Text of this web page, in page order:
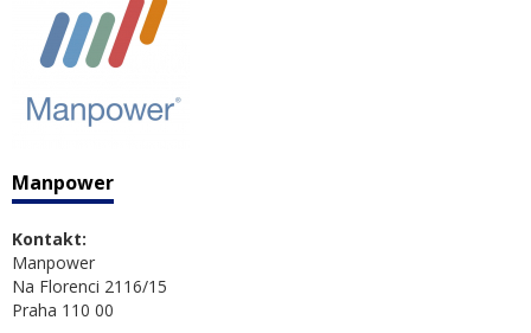
Manpower
Kontakt:
Manpower
Na Florenci 2116/15
Praha 110 00